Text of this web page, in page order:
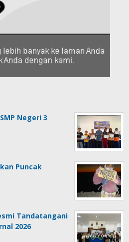
Negeri 3
Puncak
Tandatangani
2026